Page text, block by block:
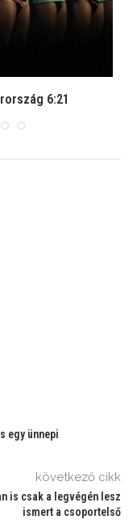
6:21
egy ünnepi
következő cikk
is csak a legvégén lesz
ismert a csoportelső